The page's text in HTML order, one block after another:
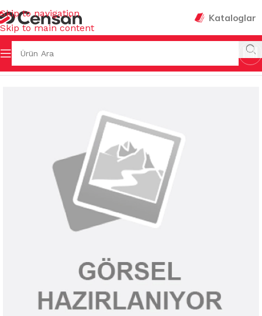
Skip to navigation
Skip to main content
Kataloglar
EŞYALARI SAKLAMA KUTULARI & BAKLİYAT KOVALARI